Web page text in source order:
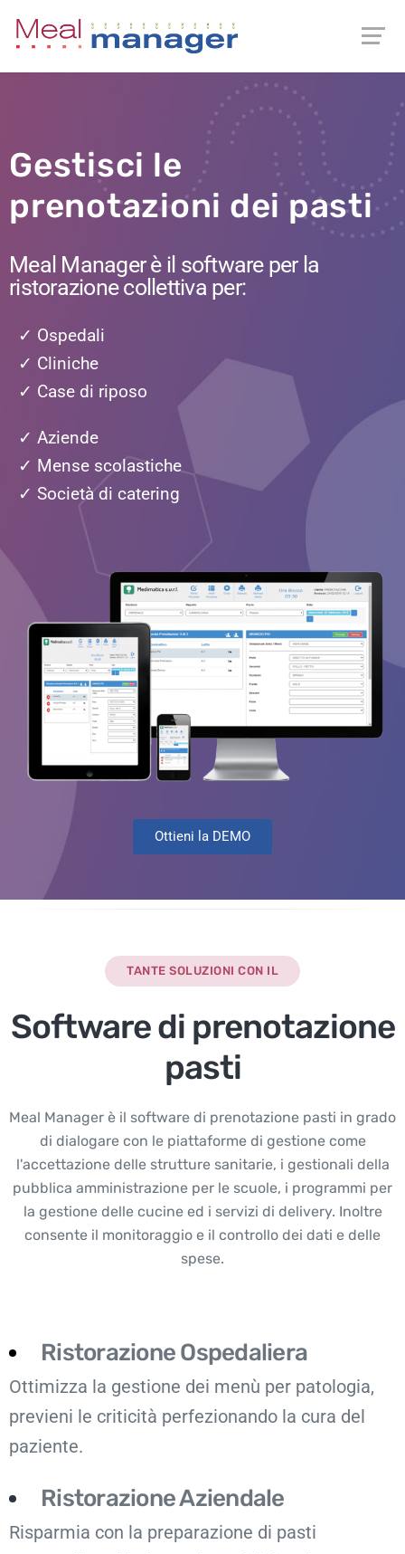
Ottieni la DEMO
Gestisci le
prenotazioni dei pasti
Meal Manager è il software per la
ristorazione collettiva per:
✓ Ospedali
✓ Cliniche
✓ Case di riposo
✓ Aziende
✓ Mense scolastiche
✓ Società di catering
TANTE SOLUZIONI CON IL
Software di prenotazione
pasti
Meal Manager è il software di prenotazione pasti in grado
di dialogare con le piattaforme di gestione come
l'accettazione delle strutture sanitarie, i gestionali della
pubblica amministrazione per le scuole, i programmi per
la gestione delle cucine ed i servizi di delivery. Inoltre
consente il monitoraggio e il controllo dei dati e delle
spese.
Ristorazione Ospedaliera
Ottimizza la gestione dei menù per patologia,
previeni le criticità perfezionando la cura del
paziente.
Ristorazione Aziendale
Risparmia con la preparazione di pasti